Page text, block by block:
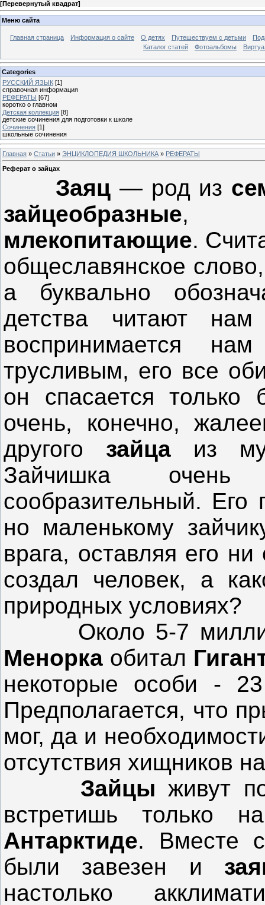
[Перевернутый квадрат]
Меню сайта
Главная страница Информация о сайте О детях Путешествуем с детьми
Каталог статей
Фотоальбомы
Categories
РУССКИЙ ЯЗЫК [1]
справочная информация
РЕФЕРАТЫ [67]
коротко о главном
Детская коллекция [8]
детские сочинения для подготовки к школе
Сочинения [1]
школьные сочинения
Главная » Статьи » ЭНЦИКЛОПЕДИЯ ШКОЛЬНИКА » РЕФЕРАТЫ
Реферат о зайцах
Заяц — род из
зайцеобразные
млекопитающие.
общеславянское
а буквально
детства читают
воспринимается
трусливым, его все
он спасается
очень, конечно,
другого зайца из
Зайчишка очень
сообразительный. Его
но маленькому
врага, оставляя его
создал человек, а
природных условиях?
Около 5-7
Менорка обитал
некоторые особи -
Предполагается, что
мог, да и
отсутствия хищников
Зайцы живут
встретишь только
Антарктиде. Вместе
были завезен и
настолько